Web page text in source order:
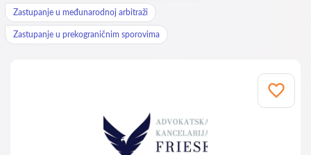
Zastupanje u međunarodnoj arbitraži
Zastupanje u prekograničnim sporovima